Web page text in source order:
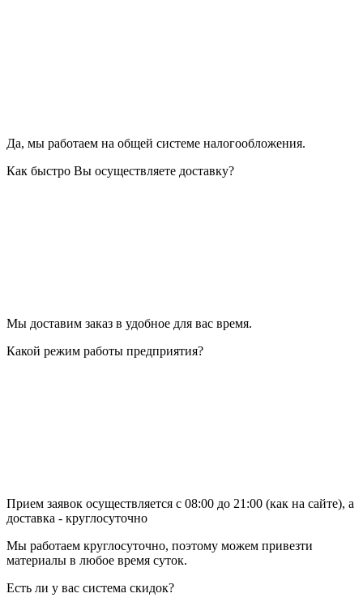
Да, мы работаем на общей системе налогообложения.
Как быстро Вы осуществляете доставку?
Мы доставим заказ в удобное для вас время.
Какой режим работы предприятия?
Прием заявок осуществляется с 08:00 до 21:00 (как на сайте), а
доставка - круглосуточно
Мы работаем круглосуточно, поэтому можем привезти
материалы в любое время суток.
Есть ли у вас система скидок?